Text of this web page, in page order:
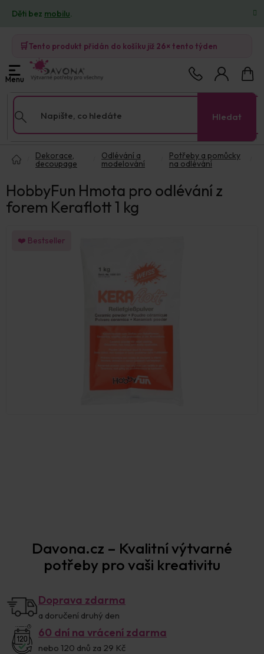
obsah
Děti bez mobilu.
🛒Tento produkt přidán do košíku již 26× tento týden
Hledat
košík
Dekorace,
decoupage
Odlévání a
modelování
Potřeby a pomůcky
na odlévání
HobbyFun Hmota pro odlévání z
forem Keraflott 1 kg
❤️ Bestseller
Davona.cz – Kvalitní výtvarné
potřeby pro vaši kreativitu
Doprava zdarma
a doručení druhý den
60 dní na vrácení zdarma
nebo 120 dnů za 29 Kč